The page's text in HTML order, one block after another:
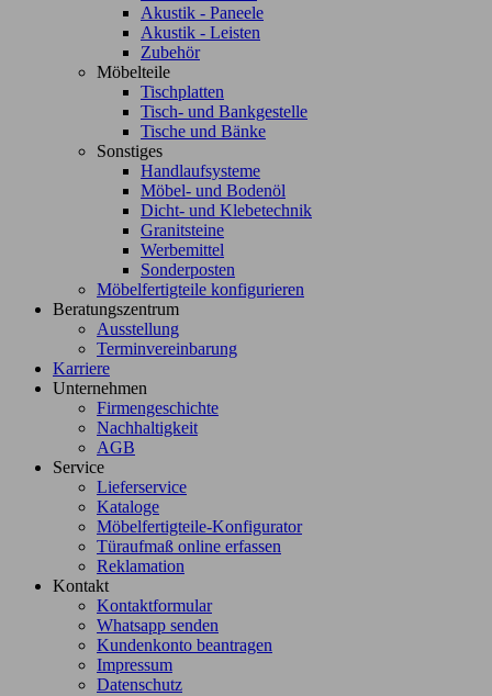
Akustik - Paneele
Akustik - Leisten
Zubehör
Möbelteile
Tischplatten
Tisch- und Bankgestelle
Tische und Bänke
Sonstiges
Handlaufsysteme
Möbel- und Bodenöl
Dicht- und Klebetechnik
Granitsteine
Werbemittel
Sonderposten
Möbelfertigteile konfigurieren
Beratungszentrum
Ausstellung
Terminvereinbarung
Karriere
Unternehmen
Firmengeschichte
Nachhaltigkeit
AGB
Service
Lieferservice
Kataloge
Möbelfertigteile-Konfigurator
Türaufmaß online erfassen
Reklamation
Kontakt
Kontaktformular
Whatsapp senden
Kundenkonto beantragen
Impressum
Datenschutz